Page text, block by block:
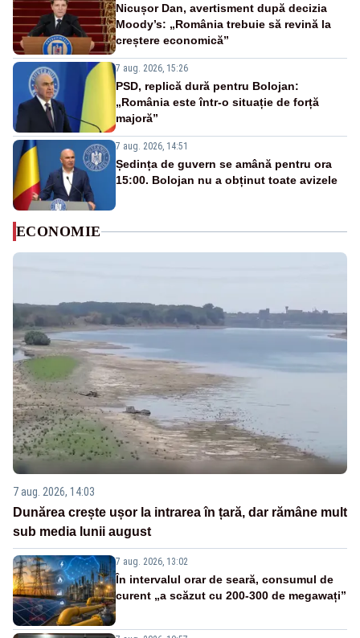
Nicușor Dan, avertisment după decizia
Moody’s: „România trebuie să revină la
creștere economică”
7 aug. 2026, 15:26
PSD, replică dură pentru Bolojan:
„România este într-o situație de forță
majoră”
7 aug. 2026, 14:51
Ședința de guvern se amână pentru ora
15:00. Bolojan nu a obținut toate avizele
ECONOMIE
7 aug. 2026, 14:03
Dunărea crește ușor la intrarea în țară, dar rămâne mult
sub media lunii august
7 aug. 2026, 13:02
În intervalul orar de seară, consumul de
curent „a scăzut cu 200-300 de megawați”